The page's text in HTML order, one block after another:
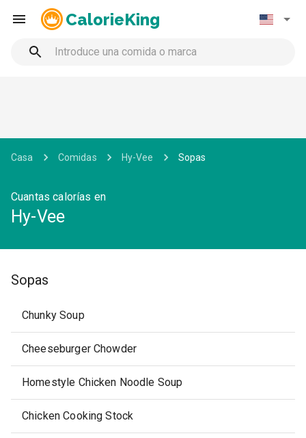
CalorieKing
Casa Comidas Hy-Vee Sopas
Cuantas calorías en
Hy-Vee
Sopas
Chunky Soup
Cheeseburger Chowder
Homestyle Chicken Noodle Soup
Chicken Cooking Stock